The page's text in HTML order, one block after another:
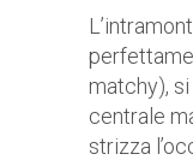
matchy),
centrale
strizza